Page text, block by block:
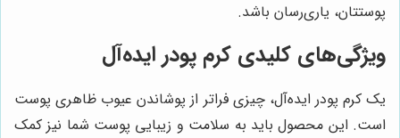
پوستتان، یاری‌رسان باشد.
ویژگی‌های کلیدی کرم پودر ایده‌آل
یک کرم پودر ایده‌آل، چیزی فراتر از پوشاندن عیوب ظاهری پوست
است. این محصول باید به سلامت و زیبایی پوست شما نیز کمک